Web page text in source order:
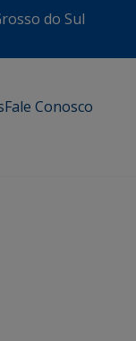
do Sul
Fale Conosco